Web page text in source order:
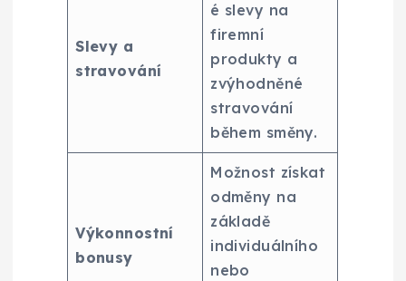
Slevy a
stravování
é slevy na
firemní
produkty a
zvýhodněné
stravování
během směny.
Výkonnostní
bonusy
Možnost získat
odměny na
základě
individuálního
nebo